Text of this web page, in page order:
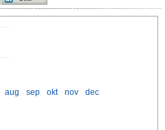
aug sep okt nov dec